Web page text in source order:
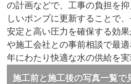
の計画などで、工事の負担を
しいポンプに更新することで
安定と高い圧力を確保する効
や施工会社との事前相談で最
年にわたり快適な水の供給を実
施工前と施工後の写真一覧で